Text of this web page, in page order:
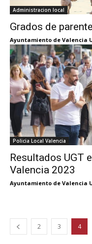
Administracion local
Grados de
Ayuntamiento de Valencia
Policia Local Valencia
Resultados UGT
Valencia 2023
Ayuntamiento de Valencia
2 3 4